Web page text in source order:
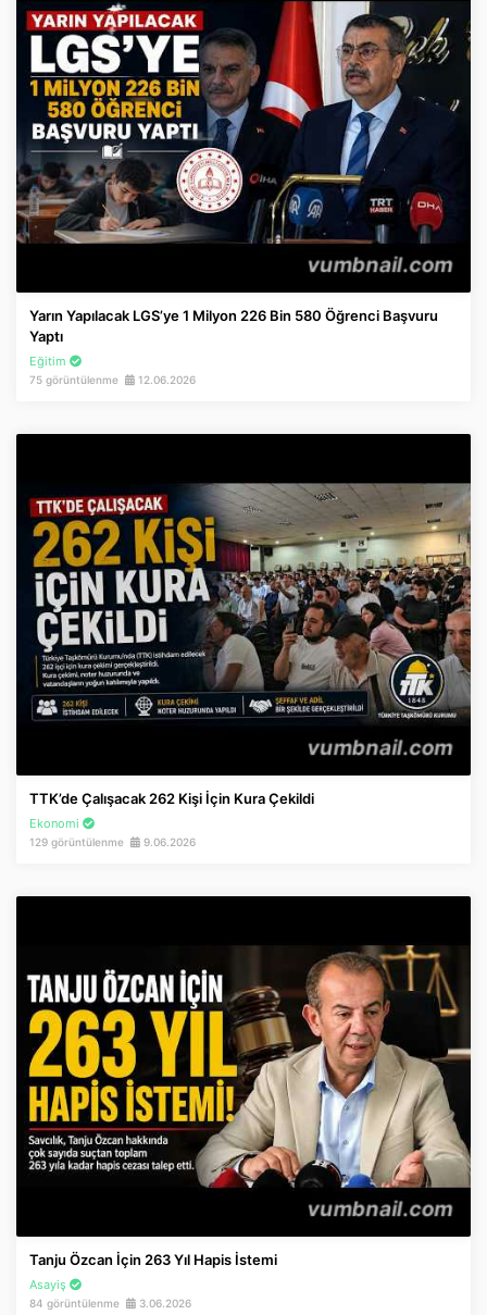
Yarın Yapılacak LGS’ye 1 Milyon 226 Bin 580 Öğrenci Başvuru
Yaptı
Eğitim
75 görüntülenme 12.06.2026
TTK’de Çalışacak 262 Kişi İçin Kura Çekildi
Ekonomi
129 görüntülenme 9.06.2026
Tanju Özcan İçin 263 Yıl Hapis İstemi
Asayiş
84 görüntülenme 3.06.2026